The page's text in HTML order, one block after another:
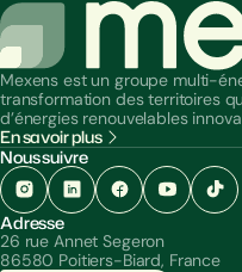
Mexens est un groupe multi-
transformation des territoires
d’énergies renouvelables
En savoir plus
Nous suivre
Adresse
26 rue Annet Segeron
86580 Poitiers-Biard, France